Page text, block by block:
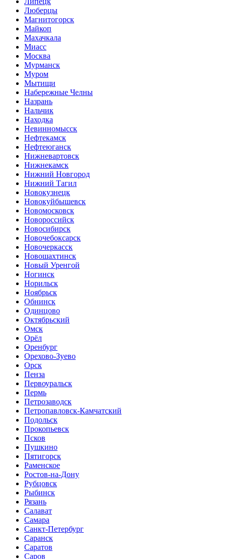
Люберцы
Магнитогорск
Майкоп
Махачкала
Миасс
Москва
Мурманск
Муром
Мытищи
Набережные Челны
Назрань
Нальчик
Находка
Невинномысск
Нефтекамск
Нефтеюганск
Нижневартовск
Нижнекамск
Нижний Новгород
Нижний Тагил
Новокузнецк
Новокуйбышевск
Новомосковск
Новороссийск
Новосибирск
Новочебоксарск
Новочеркасск
Новошахтинск
Новый Уренгой
Ногинск
Норильск
Ноябрьск
Обнинск
Одинцово
Октябрьский
Омск
Орёл
Оренбург
Орехово-Зуево
Орск
Пенза
Первоуральск
Пермь
Петрозаводск
Петропавловск-Камчатский
Подольск
Прокопьевск
Псков
Пушкино
Пятигорск
Раменское
Ростов-на-Дону
Рубцовск
Рыбинск
Рязань
Салават
Самара
Санкт-Петербург
Саранск
Саратов
Саров